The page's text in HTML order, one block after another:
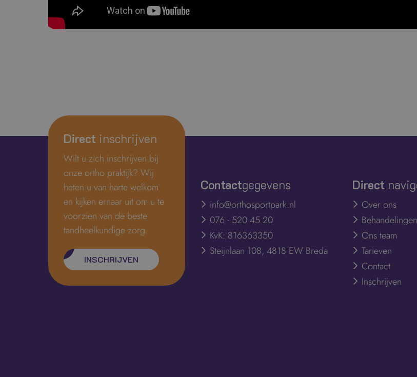
Direct inschrijven
Wilt u zich inschrijven bij
onze ortho praktijk? Wij
heten u van harte welkom
en kijken ernaar uit om u te
voorzien van de beste
tandheelkundige zorg.
INSCHRIJVEN
Contactgegevens
info@orthosportpark.nl
076 - 520 45 20
KvK: 816363350
Steijnlaan 108, 4818 EW Breda
Direct
Over ons
Behandelingen
Ons team
Tarieven
Contact
Inschrijven